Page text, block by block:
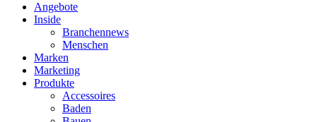
Angebote
Inside
Branchennews
Menschen
Marken
Marketing
Produkte
Accessoires
Baden